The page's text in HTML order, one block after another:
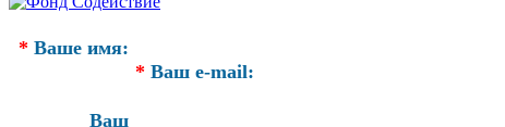
* Ваше имя:
* Ваш e-mail:
Ваш